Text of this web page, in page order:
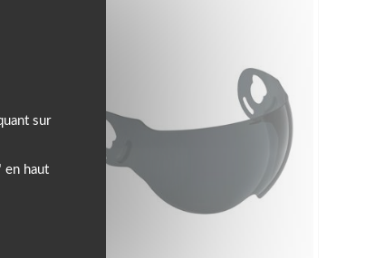
sur
en haut